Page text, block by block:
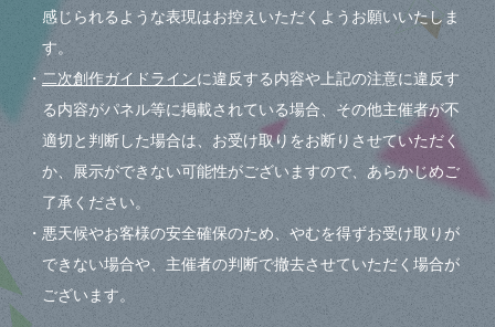
感じられるような表現はお控えいただくようお願いいたしま
す。
・ 二次創作ガイドラインに違反する内容や上記の注意に違反す
る内容がパネル等に掲載されている場合、その他主催者が不
適切と判断した場合は、お受け取りをお断りさせていただく
か、展示ができない可能性がございますので、あらかじめご
了承ください。
・悪天候やお客様の安全確保のため、やむを得ずお受け取りが
できない場合や、主催者の判断で撤去させていただく場合が
ございます。